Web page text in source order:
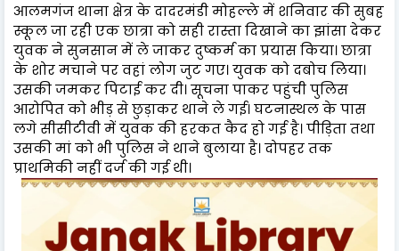
आलमगंज थाना क्षेत्र के दादरमंडी मोहल्ले में शनिवार की सुबह
स्कूल जा रही एक छात्रा को सही रास्ता दिखाने का झांसा देकर
युवक ने सुनसान में ले जाकर दुष्कर्म का प्रयास किया। छात्रा
के शोर मचाने पर वहां लोग जुट गए। युवक को दबोच लिया।
उसकी जमकर पिटाई कर दी। सूचना पाकर पहुंची पुलिस
आरोपित को भीड़ से छुड़ाकर थाने ले गई। घटनास्थल के पास
लगे सीसीटीवी में युवक की हरकत कैद हो गई है। पीड़िता तथा
उसकी मां को भी पुलिस ने थाने बुलाया है। दोपहर तक
प्राथमिकी नहीं दर्ज की गई थी।